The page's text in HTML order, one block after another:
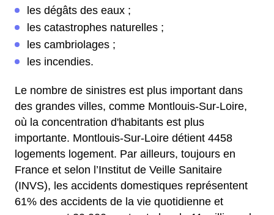
les dégâts des eaux ;
les catastrophes naturelles ;
les cambriolages ;
les incendies.
Le nombre de sinistres est plus important dans
des grandes villes, comme Montlouis-Sur-Loire,
où la concentration d'habitants est plus
importante. Montlouis-Sur-Loire détient 4458
logements logement. Par ailleurs, toujours en
France et selon l’Institut de Veille Sanitaire
(INVS), les accidents domestiques représentent
61% des accidents de la vie quotidienne et